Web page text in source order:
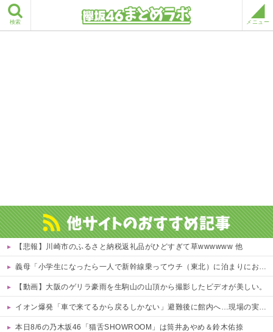
検索 メニュー
【悲報】川崎市のふるさと納税返礼品がひどすぎて草wwwwww 他
義母「小学生になったら一人で新幹線乗ってウチ（東北）に泊まりにおいで♪」と会うたびしつこい……「昔パパも一人で乗った」とか時代錯誤すぎ！治安も防犯も無視して女児を一人で遠出させようとする無神経義母にブチ切れ
【動画】大阪のゲリラ豪雨を生駒山の山頂から撮影したビデオが美しい。
イオン爆発「車で来てるから戻るしかない」避難後に館内へ…現場の実態が判明
本日8/6の乃木坂46「猫舌SHOWROOM」は筒井あやめ＆鈴木佑捺